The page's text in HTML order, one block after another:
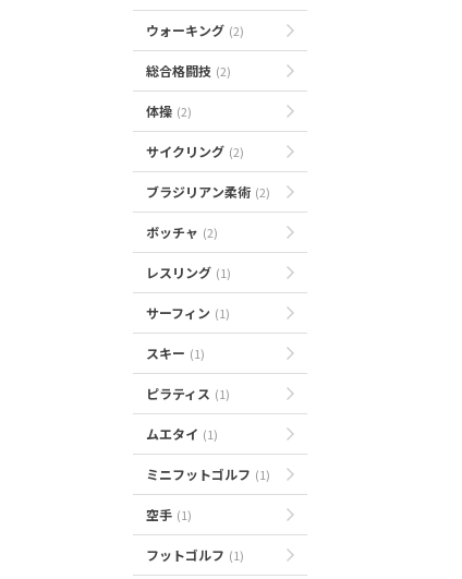
ウォーキング (2)
総合格闘技 (2)
体操 (2)
サイクリング (2)
ブラジリアン柔術 (2)
ボッチャ (2)
レスリング (1)
サーフィン (1)
スキー (1)
ピラティス (1)
ムエタイ (1)
ミニフットゴルフ (1)
空手 (1)
フットゴルフ (1)